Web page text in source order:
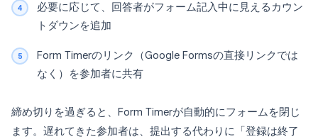
必要に応じて、回答者がフォーム記入中に見えるカウン
トダウンを追加
Form Timerのリンク（Google Formsの直接リンクでは
なく）を参加者に共有
締め切りを過ぎると、Form Timerが自動的にフォームを閉じ
ます。遅れてきた参加者は、提出する代わりに「登録は終了